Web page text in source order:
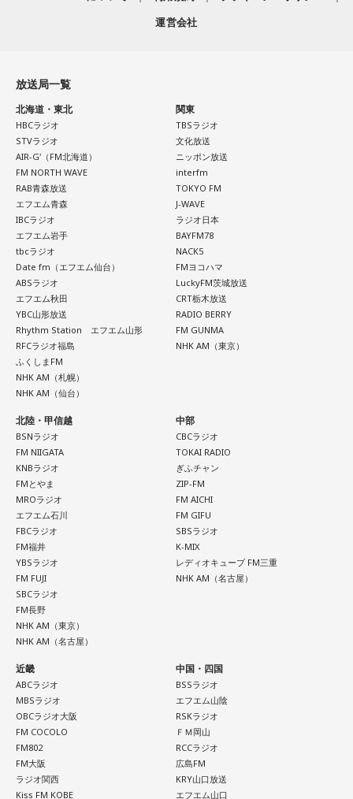
いでしょう。
日々の暮らしを少し前向きにするヒントとして、2026年8月8
日の「寅の日」を過ごしてみてはいかがでしょうか。
と思うのは、前回の10年前の熊本地震や、それから能登半島
地震では『偽情報を投稿した者を検挙しております』と。
長野「あー、なるほど」
下村「今回は細かい事例をご紹介する前に、時々このコーナ
ーで引用させていただいているJFC、日本ファクトチェックセ
ンターが一昨年、能登半島地震の直後に注意喚起した、『地
震の時のデマってこのパターンがあるよ』っていう類型があ
りまして、このパターンを下村流にアレンジして短い言葉で
ご紹介します。まず“嘘被害”。昔の津波の映像とかを出しちゃ
って、それでインプレッションを稼ぐっていうやつ。それか
ら“嘘SOS”。『こんな被害に遭いました、助けてー！』ってい
うけど実は無いじゃんっていうやつ。それから“嘘寄付”」
長野 「あー！これも今、問題になってます」
下村「ね。これはもうストレートに『これでお金集めちゃお
う』っていうやつ。それから“嘘犯罪”。『こういう犯罪が起き
てるから気をつけろ！』っていう。特に外国人と絡めて煽っ
てくるっていうのは多いです。そして“嘘陰謀論”。『この地震
も人工地震だぞ』とか」
長野「なんか『こんな雲が出たら揺れるぞ』みたいなね？」
下村「そうです。この嘘被害、嘘SOS、嘘寄付、嘘犯罪、嘘
陰謀論。この辺はもう典型的に今回も出回っていますが、今
までと違って、この全てに大きな要素が一つ加わりました。
10年前の熊本地震と今回の熊本地震の最大の違いは“AIの有
長野「あー、ほんとだ……」
下村「これはもう決定的に大きいですね。すべてのこういう
嘘にAIによる巧妙なのし上がりが、磨きがかけられてしまっ
たということがあります。これは嘘が精巧になったっていう
だけじゃなくて、実は最悪の影響は、本当の情報が疑われる
運営会社
放送局一覧
北海道・東北
HBCラジオ
STVラジオ
AIR-G'（FM北海道）
FM NORTH WAVE
RAB青森放送
エフエム青森
IBCラジオ
エフエム岩手
tbcラジオ
Date fm（エフエム仙台）
ABSラジオ
エフエム秋田
YBC山形放送
Rhythm Station エフエム山形
RFCラジオ福島
ふくしまFM
NHK AM（札幌）
NHK AM（仙台）
関東
TBSラジオ
文化放送
ニッポン放送
interfm
TOKYO FM
J-WAVE
ラジオ日本
BAYFM78
NACK5
FMヨコハマ
LuckyFM茨城放送
CRT栃木放送
RADIO BERRY
FM GUNMA
NHK AM（東京）
北陸・甲信越
BSNラジオ
FM NIIGATA
KNBラジオ
FMとやま
MROラジオ
エフエム石川
FBCラジオ
FM福井
YBSラジオ
FM FUJI
SBCラジオ
FM長野
NHK AM（東京）
NHK AM（名古屋）
中部
CBCラジオ
TOKAI RADIO
ぎふチャン
ZIP-FM
FM AICHI
FM GIFU
SBSラジオ
K-MIX
レディオキューブ FM三重
NHK AM（名古屋）
近畿
ABCラジオ
MBSラジオ
OBCラジオ大阪
FM COCOLO
FM802
FM大阪
ラジオ関西
Kiss FM KOBE
中国・四国
BSSラジオ
エフエム山陰
RSKラジオ
ＦＭ岡山
RCCラジオ
広島FM
KRY山口放送
エフエム山口